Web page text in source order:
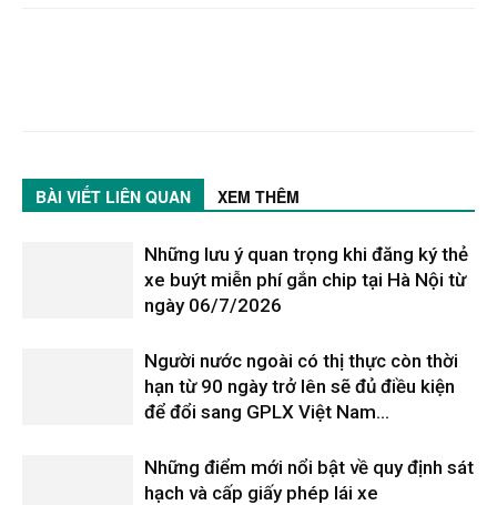
BÀI VIẾT LIÊN QUAN XEM THÊM
Những lưu ý quan trọng khi đăng ký thẻ
xe buýt miễn phí gắn chip tại Hà Nội từ
ngày 06/7/2026
Người nước ngoài có thị thực còn thời
hạn từ 90 ngày trở lên sẽ đủ điều kiện
để đổi sang GPLX Việt Nam...
Những điểm mới nổi bật về quy định sát
hạch và cấp giấy phép lái xe